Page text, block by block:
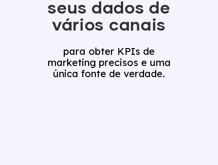
seus dados de
vários canais
para obter KPIs de
marketing precisos e uma
única fonte de verdade.